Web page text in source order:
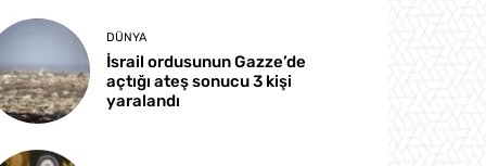
DÜNYA
İsrail ordusunun Gazze’de
açtığı ateş sonucu 3 kişi
yaralandı